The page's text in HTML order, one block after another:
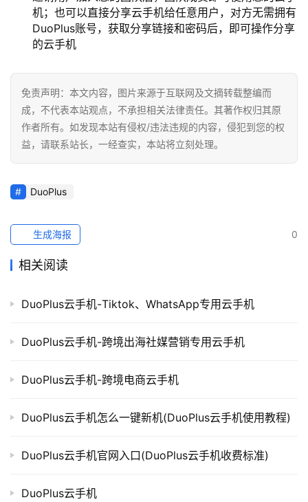
机；也可以直接分享云手机给任意用户，对方无需拥有
DuoPlus账号，获取分享链接和密码后，即可操作分享
的云手机
免责声明：本文内容，图片来源于互联网及文摘转载整编而
成，不代表本站观点，不承担相关法律责任。其著作权归其原
作者所有。如发现本站有侵权/违法违规的内容，侵犯到您的权
益，请联系站长，一经查实，本站将立刻处理。
DuoPlus
0
生成海报
相关阅读
DuoPlus云手机-Tiktok、WhatsApp专用云手机
DuoPlus云手机-跨境出海社媒营销专用云手机
DuoPlus云手机-跨境电商云手机
DuoPlus云手机怎么一键新机(DuoPlus云手机使用教程)
DuoPlus云手机官网入口(DuoPlus云手机收费标准)
DuoPlus云手机